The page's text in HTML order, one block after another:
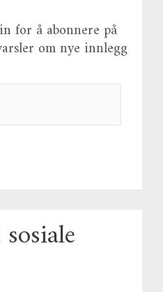
for å abonnere på
om nye innlegg